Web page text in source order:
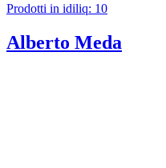
Prodotti in idiliq: 10
Alberto Meda